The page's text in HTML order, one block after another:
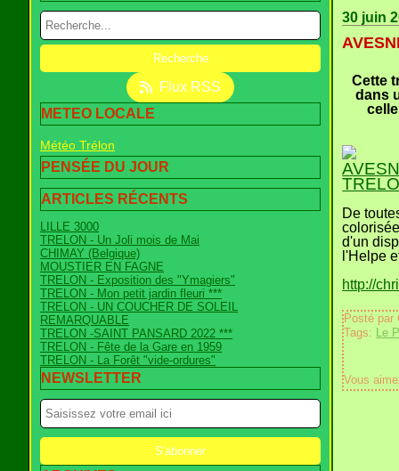
Flux RSS
METEO LOCALE
Météo Trélon
PENSÉE DU JOUR
ARTICLES RÉCENTS
LILLE 3000
TRELON - Un Joli mois de Mai
CHIMAY (Belgique)
MOUSTIER EN FAGNE
TRELON - Exposition des "Ymagiers"
TRELON - Mon petit jardin fleuri ***
TRELON - UN COUCHER DE SOLEIL
REMARQUABLE
TRELON -SAINT PANSARD 2022 ***
TRELON - Fête de la Gare en 1959
TRELON - La Forêt "vide-ordures"
NEWSLETTER
30 juin
Cette
dans
De
d'un
l'Helpe
http://
Posté par
Tags: Le
Vous